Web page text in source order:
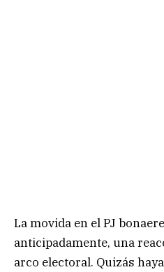
La movida en el PJ
anticipadamente, una
arco electoral. Quizás